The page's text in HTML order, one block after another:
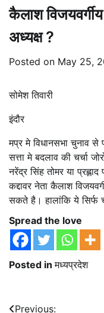
कैलाश
अध्यक्ष ?
Posted on May 25,
सोमेश तिवारी
इंदौर
मप्र मे विधानसभा चुनाव से
सत्ता मे बदलाव की चर्चा
नरेंद्र सिंह तोमर या
कद्दावर नेता कैलाश
सकते है। हालांकि ये सिर्फ
Spread the love
Posted inमध्यप्रदेश
Previous: